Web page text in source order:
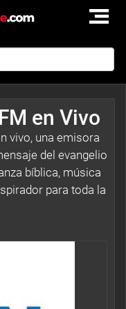
TOGGLE
en Vivo
vivo, una emisora
del evangelio
bíblica, música
para toda la